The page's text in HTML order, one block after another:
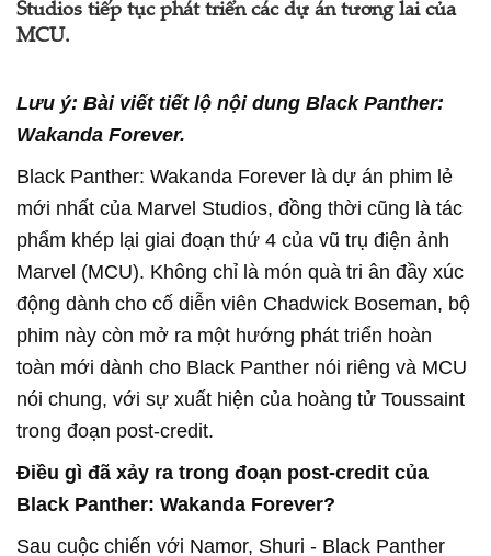
Studios tiếp tục phát triển các dự án tương lai của
MCU.
Lưu ý: Bài viết tiết lộ nội dung Black Panther:
Wakanda Forever.
Black Panther: Wakanda Forever là dự án phim lẻ
mới nhất của Marvel Studios, đồng thời cũng là tác
phẩm khép lại giai đoạn thứ 4 của vũ trụ điện ảnh
Marvel (MCU). Không chỉ là món quà tri ân đầy xúc
động dành cho cố diễn viên Chadwick Boseman, bộ
phim này còn mở ra một hướng phát triển hoàn
toàn mới dành cho Black Panther nói riêng và MCU
nói chung, với sự xuất hiện của hoàng tử Toussaint
trong đoạn post-credit.
Điều gì đã xảy ra trong đoạn post-credit của
Black Panther: Wakanda Forever?
Sau cuộc chiến với Namor, Shuri - Black Panther